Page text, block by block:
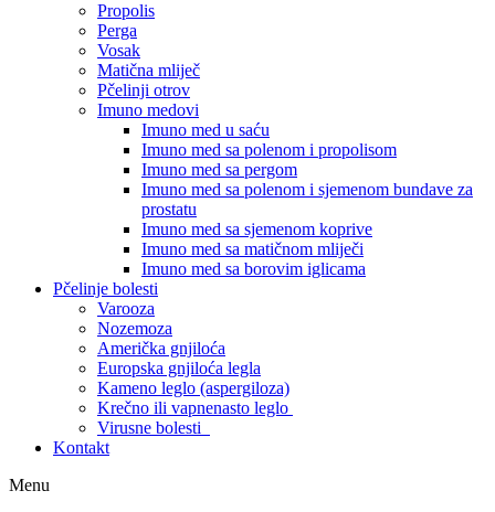
Propolis
Perga
Vosak
Matična mliječ
Pčelinji otrov
Imuno medovi
Imuno med u saću
Imuno med sa polenom i propolisom
Imuno med sa pergom
Imuno med sa polenom i sjemenom bundave za
prostatu
Imuno med sa sjemenom koprive
Imuno med sa matičnom mliječi
Imuno med sa borovim iglicama
Pčelinje bolesti
Varooza
Nozemoza
Američka gnjiloća
Europska gnjiloća legla
Kameno leglo (aspergiloza)
Krečno ili vapnenasto leglo
Virusne bolesti
Kontakt
Menu